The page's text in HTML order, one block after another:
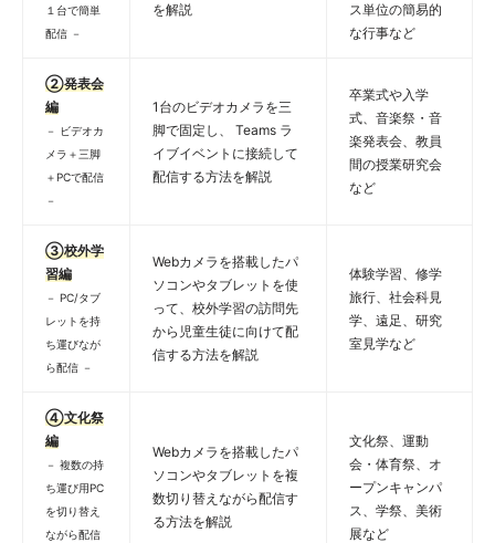
１台で簡単
配信 －
を解説
ス単位の簡易的
な行事など
②発表会
編
－ ビデオカ
メラ＋三脚
＋PCで配信
－
1台のビデオカメラを三
脚で固定し、 Teams ラ
イブイベントに接続して
配信する方法を解説
卒業式や入学
式、音楽祭・音
楽発表会、教員
間の授業研究会
など
③校外学
習編
－ PC/タブ
レットを持
ち運びなが
ら配信 －
Webカメラを搭載したパ
ソコンやタブレットを使
って、校外学習の訪問先
から児童生徒に向けて配
信する方法を解説
体験学習、修学
旅行、社会科見
学、遠足、研究
室見学など
④文化祭
編
－ 複数の持
ち運び用PC
を切り替え
ながら配信
Webカメラを搭載したパ
ソコンやタブレットを複
数切り替えながら配信す
る方法を解説
文化祭、運動
会・体育祭、オ
ープンキャンパ
ス、学祭、美術
展など